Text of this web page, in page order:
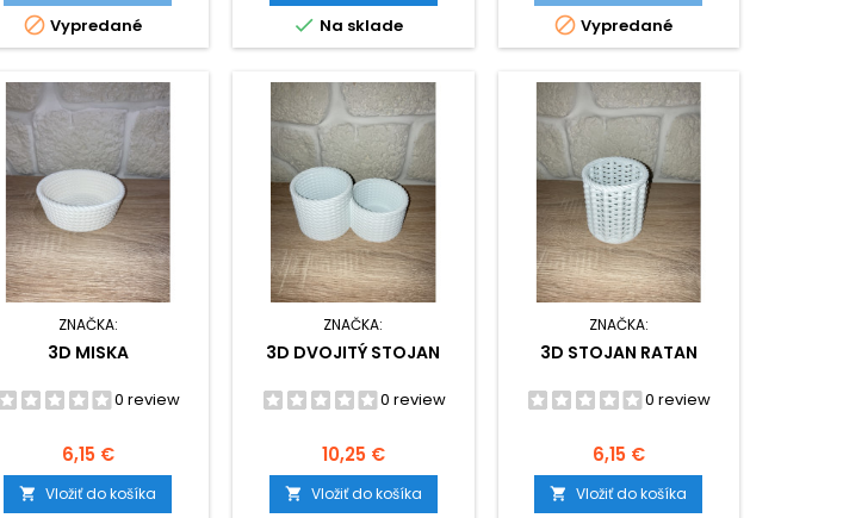
 Vypredané  Na sklade  Vypredané
ZNAČKA:
3D MISKA
0 review
Cena
6,15 €
 Vložiť do košíka
ZNAČKA:
3D DVOJITÝ STOJAN
0 review
Cena
10,25 €
 Vložiť do košíka
ZNAČKA:
3D STOJAN RATAN
0 review
Cena
6,15 €
 Vložiť do košíka